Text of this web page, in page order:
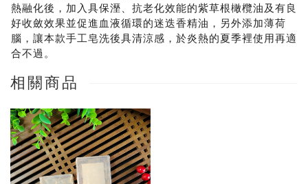
熱融化後，加入具保溼、抗老化效能的紫草根橄欖油及有良
好收斂效果並促進血液循環的迷迭香精油，另外添加薄荷
腦，讓本款手工皂洗後具清涼感，於炎熱的夏季裡使用再適
合不過。
相關商品